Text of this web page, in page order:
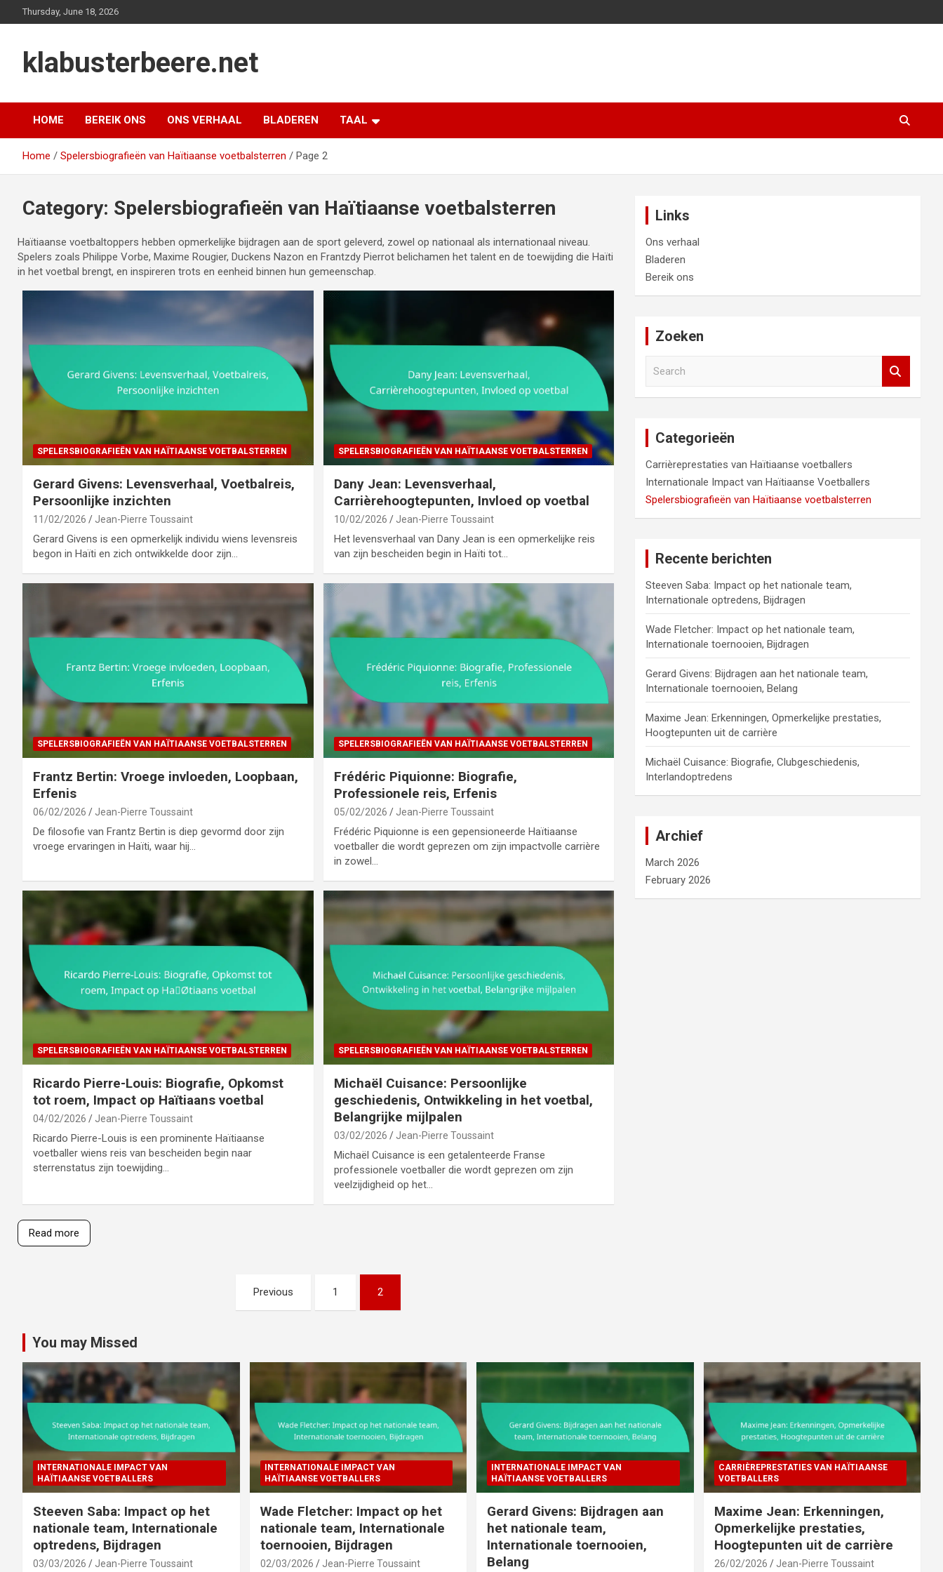
to
Thursday, June 18, 2026
klabusterbeere.net
HOME BEREIK ONS ONS VERHAAL BLADEREN TAAL
Home Spelersbiografieën van Haïtiaanse voetbalsterren Page 2
Category: Spelersbiografieën van Haïtiaanse voetbalsterren
Haïtiaanse voetbaltoppers hebben opmerkelijke bijdragen aan de sport geleverd, zowel op nationaal als internationaal niveau.
Spelers zoals Philippe Vorbe, Maxime Rougier, Duckens Nazon en Frantzdy Pierrot belichamen het talent en de toewijding die Haïti
in het voetbal brengt, en inspireren trots en eenheid binnen hun gemeenschap.
SPELERSBIOGRAFIEËN VAN HAÏTIAANSE VOETBALSTERREN
Gerard Givens: Levensverhaal, Voetbalreis,
Persoonlijke inzichten
11/02/2026 Jean-Pierre Toussaint
Gerard Givens is een opmerkelijk individu wiens levensreis
begon in Haïti en zich ontwikkelde door zijn…
SPELERSBIOGRAFIEËN VAN HAÏTIAANSE VOETBALSTERREN
Dany Jean: Levensverhaal,
Carrièrehoogtepunten, Invloed op voetbal
10/02/2026 Jean-Pierre Toussaint
Het levensverhaal van Dany Jean is een opmerkelijke reis
van zijn bescheiden begin in Haïti tot…
SPELERSBIOGRAFIEËN VAN HAÏTIAANSE VOETBALSTERREN
Frantz Bertin: Vroege invloeden, Loopbaan,
Erfenis
06/02/2026 Jean-Pierre Toussaint
De filosofie van Frantz Bertin is diep gevormd door zijn
vroege ervaringen in Haïti, waar hij…
SPELERSBIOGRAFIEËN VAN HAÏTIAANSE VOETBALSTERREN
Frédéric Piquionne: Biografie,
Professionele reis, Erfenis
05/02/2026 Jean-Pierre Toussaint
Frédéric Piquionne is een gepensioneerde Haïtiaanse
voetballer die wordt geprezen om zijn impactvolle carrière
in zowel…
SPELERSBIOGRAFIEËN VAN HAÏTIAANSE VOETBALSTERREN
Ricardo Pierre-Louis: Biografie, Opkomst
tot roem, Impact op Haïtiaans voetbal
04/02/2026 Jean-Pierre Toussaint
Ricardo Pierre-Louis is een prominente Haïtiaanse
voetballer wiens reis van bescheiden begin naar
sterrenstatus zijn toewijding…
SPELERSBIOGRAFIEËN VAN HAÏTIAANSE VOETBALSTERREN
Michaël Cuisance: Persoonlijke
geschiedenis, Ontwikkeling in het voetbal,
Belangrijke mijlpalen
03/02/2026 Jean-Pierre Toussaint
Michaël Cuisance is een getalenteerde Franse
professionele voetballer die wordt geprezen om zijn
veelzijdigheid op het…
Read more
Previous 1 2
Links
Ons verhaal
Bladeren
Bereik ons
Zoeken
Categorieën
Carrièreprestaties van Haïtiaanse voetballers
Internationale Impact van Haïtiaanse Voetballers
Spelersbiografieën van Haïtiaanse voetbalsterren
Recente berichten
Steeven Saba: Impact op het nationale team,
Internationale optredens, Bijdragen
Wade Fletcher: Impact op het nationale team,
Internationale toernooien, Bijdragen
Gerard Givens: Bijdragen aan het nationale team,
Internationale toernooien, Belang
Maxime Jean: Erkenningen, Opmerkelijke prestaties,
Hoogtepunten uit de carrière
Michaël Cuisance: Biografie, Clubgeschiedenis,
Interlandoptredens
Archief
March 2026
February 2026
You may Missed
INTERNATIONALE IMPACT VAN
HAÏTIAANSE VOETBALLERS
Steeven Saba: Impact op het
nationale team, Internationale
optredens, Bijdragen
03/03/2026 Jean-Pierre Toussaint
INTERNATIONALE IMPACT VAN
HAÏTIAANSE VOETBALLERS
Wade Fletcher: Impact op het
nationale team, Internationale
toernooien, Bijdragen
02/03/2026 Jean-Pierre Toussaint
INTERNATIONALE IMPACT VAN
HAÏTIAANSE VOETBALLERS
Gerard Givens: Bijdragen aan
het nationale team,
Internationale toernooien,
Belang
CARRIÈREPRESTATIES VAN HAÏTIAANSE
VOETBALLERS
Maxime Jean: Erkenningen,
Opmerkelijke prestaties,
Hoogtepunten uit de carrière
26/02/2026 Jean-Pierre Toussaint